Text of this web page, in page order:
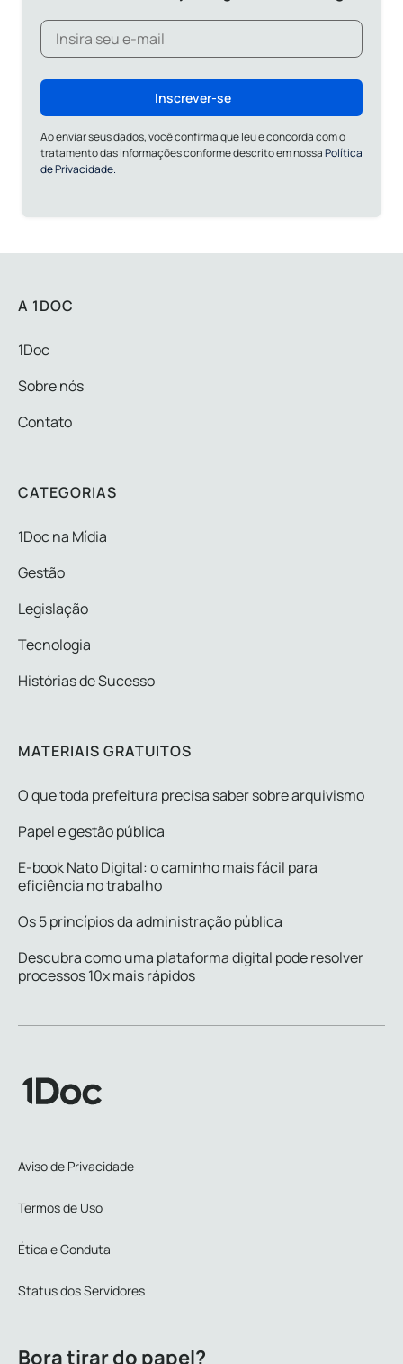
Inscrever-se
Ao enviar seus dados, você confirma que leu e concorda com o
tratamento das informações conforme descrito em nossaPolítica
de Privacidade.
A 1DOC
1Doc
Sobre nós
Contato
CATEGORIAS
1Doc na Mídia
Gestão
Legislação
Tecnologia
Histórias de Sucesso
MATERIAIS GRATUITOS
O que toda prefeitura precisa saber sobre arquivismo
Papel e gestão pública
E-book Nato Digital: o caminho mais fácil para
eficiência no trabalho
Os 5 princípios da administração pública
Descubra como uma plataforma digital pode resolver
processos 10x mais rápidos
Aviso de Privacidade
Termos de Uso
Ética e Conduta
Status dos Servidores
Bora tirar do papel?